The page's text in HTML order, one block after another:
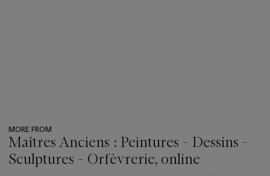
MORE FROM
Maîtres Anciens : Peintures - Dessins -
Sculptures - Orfèvrerie, online